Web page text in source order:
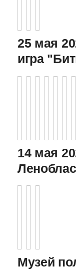
25 мая
игра
14 мая
Музей